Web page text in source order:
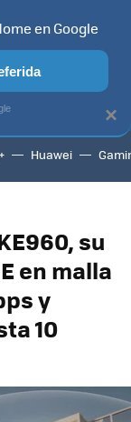
SELECCIÓN
Huawei
su
en malla
y
10
×
en Google